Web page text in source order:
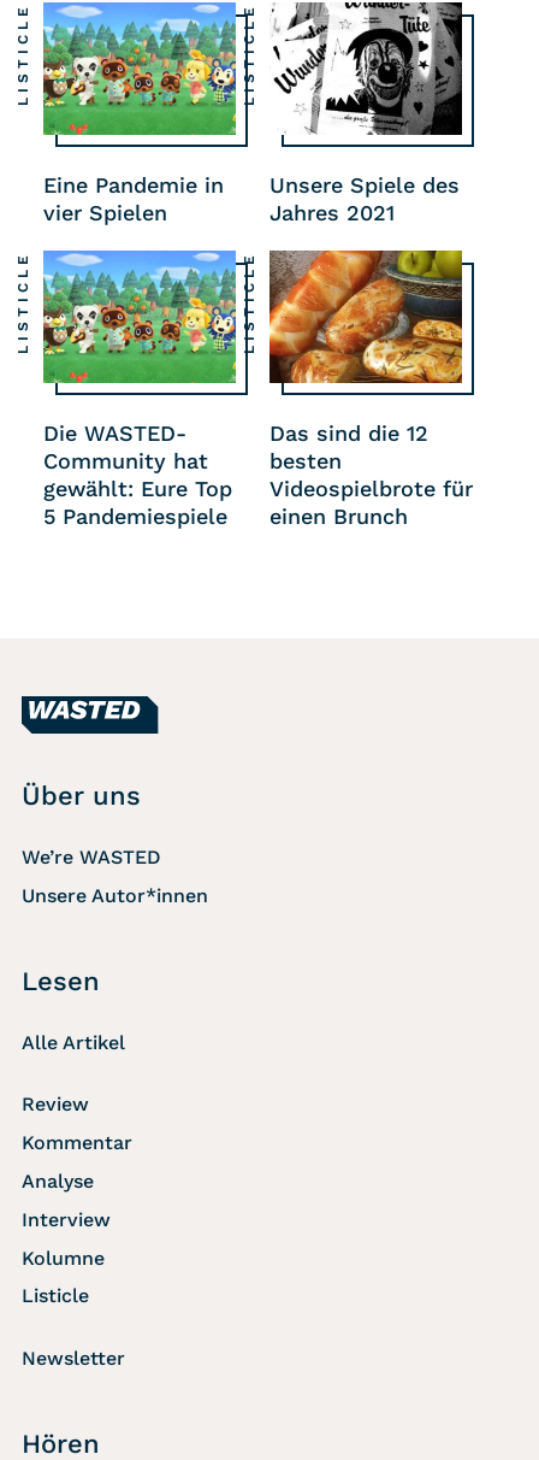
Eine Pandemie in
vier Spielen
LISTICLE
Unsere Spiele des
Jahres 2021
LISTICLE
Die WASTED-
Community hat
gewählt: Eure Top
5 Pandemiespiele
LISTICLE
Das sind die 12
besten
Videospielbrote für
einen Brunch
LISTICLE
Über uns
We’re WASTED
Unsere Autor*innen
Lesen
Alle Artikel
Review
Kommentar
Analyse
Interview
Kolumne
Listicle
Newsletter
Hören